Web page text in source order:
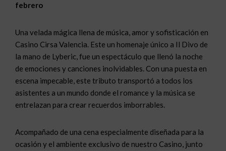
febrero
Una velada mágica llena de música, amor y sofisticación en
Casino Cirsa Valencia. Este un homenaje único a Il Divo de
la mano de Lyberic, fue un espectáculo que llenó la noche
de emociones y canciones inolvidables. Con una puesta en
escena impecable, este tributo transportó a todos los
asistentes a un mundo donde el romance y la música se
entrelazan para crear recuerdos imborrables.
Acompañado de una cena especialmente diseñada para la
ocasión y el ambiente exclusivo de nuestro Casino, junto